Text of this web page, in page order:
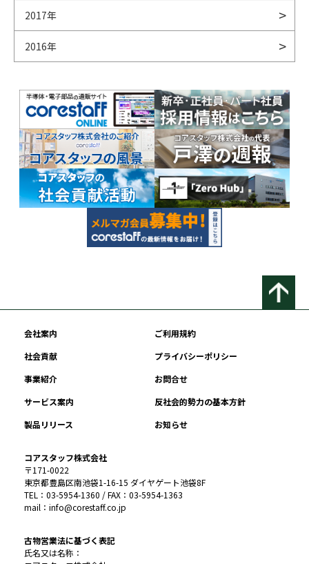
2017年
2016年
会社案内
ご利用規約
社会貢献
プライバシーポリシー
事業紹介
お問合せ
サービス案内
反社会的勢力の基本方針
製品リリース
お知らせ
コアスタッフ株式会社
〒171-0022
東京都豊島区南池袋1-16-15 ダイヤゲート池袋8F
TEL：03-5954-1360 / FAX：03-5954-1363
mail：info@corestaff.co.jp
古物営業法に基づく表記
氏名又は名称：